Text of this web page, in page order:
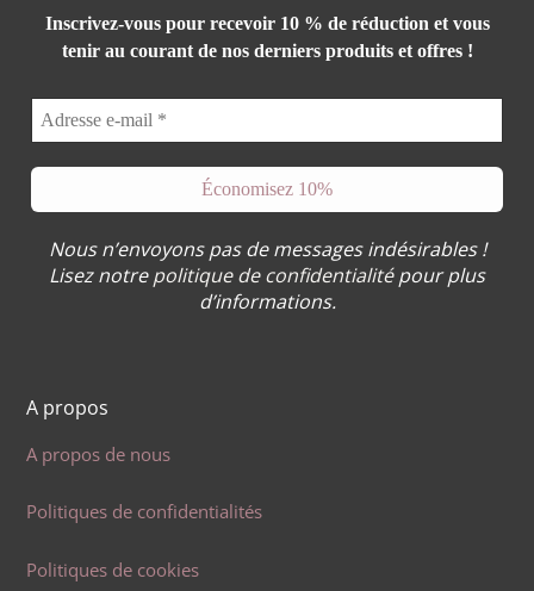
Inscrivez-vous pour recevoir 10 % de réduction et vous
tenir au courant de nos derniers produits et offres !
Nous n’envoyons pas de messages indésirables !
Lisez notrepolitique de confidentialitépour plus
d’informations.
A propos
A propos de nous
Politiques de confidentialités
Politiques de cookies